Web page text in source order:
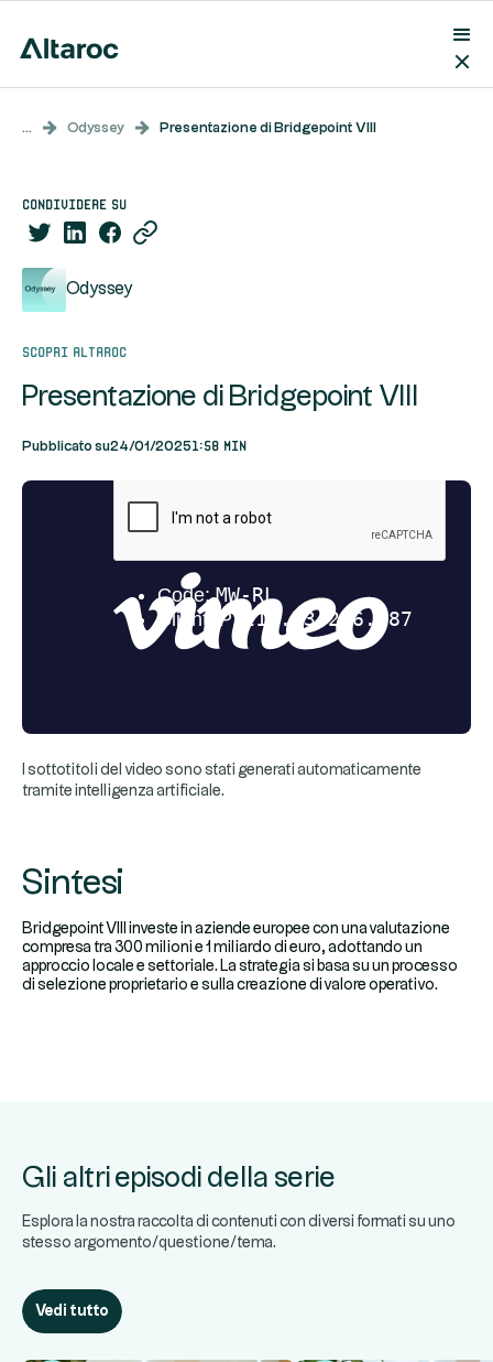
... Odyssey Presentazione di Bridgepoint VIII
condividere su
Odyssey
Scopri Altaroc
Presentazione di Bridgepoint VIII
Pubblicato su24/01/20251:58 min
I sottotitoli del video sono stati generati automaticamente
tramite intelligenza artificiale.
Sintesi
Bridgepoint VIII investe in aziende europee con una valutazione
compresa tra 300 milioni e 1 miliardo di euro, adottando un
approccio locale e settoriale. La strategia si basa su un processo
di selezione proprietario e sulla creazione di valore operativo.
Gli altri episodi della serie
Esplora la nostra raccolta di contenuti con diversi formati su uno
stesso argomento/questione/tema.
Vedi tutto